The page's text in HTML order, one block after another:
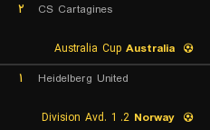
CS Cartagines
۲
Australia
Heidelberg United
۱
Norway